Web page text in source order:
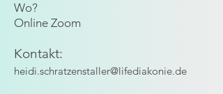
Wo?
Online Zoom
Kontakt:
heidi.schratzenstaller@lifediakonie.de